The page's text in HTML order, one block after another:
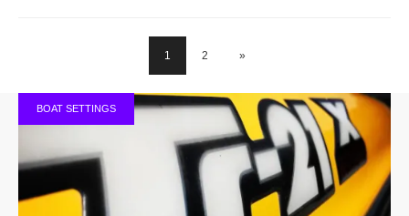
1 2 »
BOAT SETTINGS